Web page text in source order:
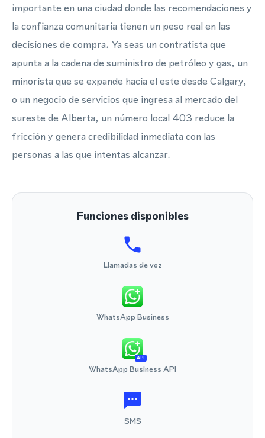
importante en una ciudad donde las recomendaciones y
la confianza comunitaria tienen un peso real en las
decisiones de compra. Ya seas un contratista que
apunta a la cadena de suministro de petróleo y gas, un
minorista que se expande hacia el este desde Calgary,
o un negocio de servicios que ingresa al mercado del
sureste de Alberta, un número local 403 reduce la
fricción y genera credibilidad inmediata con las
personas a las que intentas alcanzar.
Funciones disponibles
Llamadas de voz
WhatsApp Business
API
WhatsApp Business API
SMS